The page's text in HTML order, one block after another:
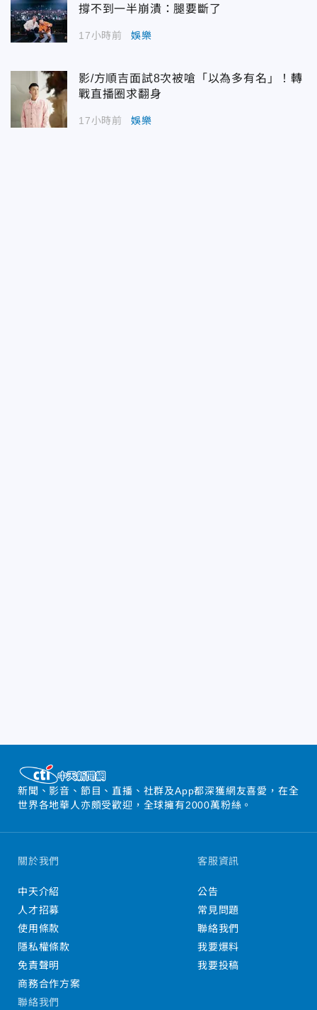
撐不到一半崩潰：腿要斷了
17小時前 娛樂
影/方順吉面試8次被嗆「以為多有名」！轉
戰直播圈求翻身
17小時前 娛樂
新聞、影音、節目、直播、社群及App都深獲網友喜愛，在全
世界各地華人亦頗受歡迎，全球擁有2000萬粉絲。
關於我們
中天介紹
人才招募
使用條款
隱私權條款
免責聲明
商務合作方案
客服資訊
公告
常見問題
聯絡我們
我要爆料
我要投稿
聯絡我們